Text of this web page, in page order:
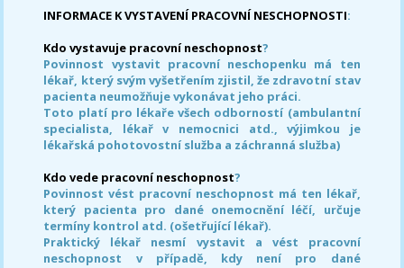
INFORMACE K VYSTAVENÍ PRACOVNÍ NESCHOPNOSTI:
Kdo vystavuje pracovní neschopnost?
Povinnost vystavit pracovní neschopenku má ten
lékař, který svým vyšetřením zjistil, že zdravotní stav
pacienta neumožňuje vykonávat jeho práci.
Toto platí pro lékaře všech odborností (ambulantní
specialista, lékař v nemocnici atd., výjimkou je
lékařská pohotovostní služba a záchranná služba)
Kdo vede pracovní neschopnost?
Povinnost vést pracovní neschopnost má ten lékař,
který pacienta pro dané onemocnění léčí, určuje
termíny kontrol atd. (ošetřující lékař).
Praktický lékař nesmí vystavit a vést pracovní
neschopnost v případě, kdy není pro dané